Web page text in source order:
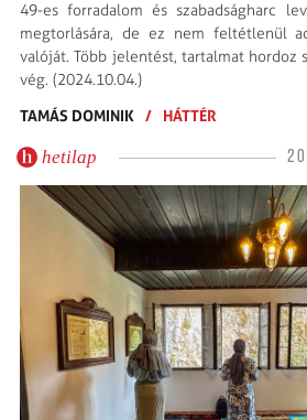
49-es forradalom és szabadságharc
megtorlására, de ez nem feltétlenül
valóját. Több jelentést, tartalmat hordoz
vég. (2024.10.04.)
TAMÁS DOMINIK
/ HÁTTÉR
hetilap